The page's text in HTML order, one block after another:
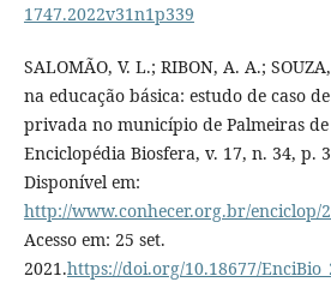
1747.2022v31n1p339
SALOMÃO, V. L.; RIBON, A. A.;
na educação básica: estudo de caso
privada no município de Palmeiras de
Enciclopédia Biosfera, v. 17, n. 34, p.
Disponível em:
http://www.conhecer.org.br/enciclop/
Acesso em: 25 set.
2021.https://doi.org/10.18677/